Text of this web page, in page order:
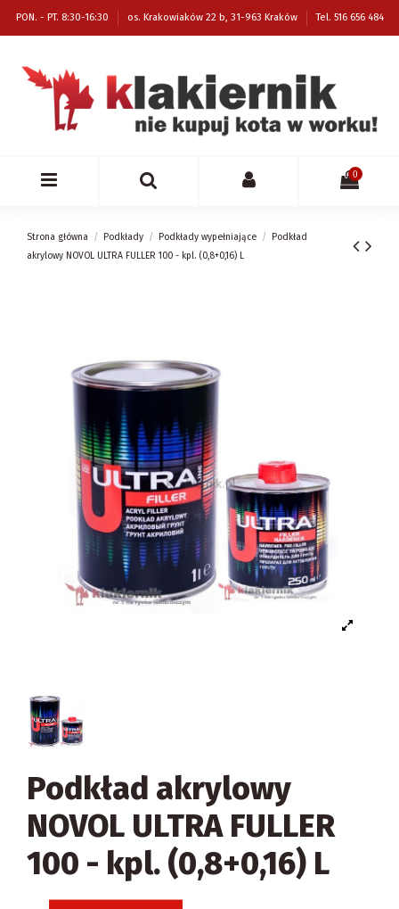
PON. - PT. 8:30-16:30 os. Krakowiaków 22 b, 31-963 Kraków Tel. 516 656 484
0
Strona główna Podkłady Podkłady wypełniające
Podkład
akrylowy NOVOL ULTRA FULLER 100 - kpl. (0,8+0,16) L
Podkład akrylowy
NOVOL ULTRA FULLER
100 - kpl. (0,8+0,16) L